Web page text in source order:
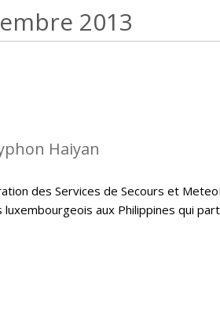
2013
Haiyan
des Services de Secours et
aux Philippines qui